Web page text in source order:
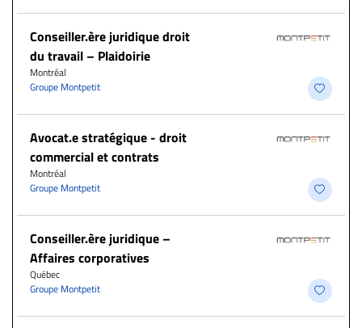
Conseiller.ère juridique droit
du travail – Plaidoirie
Montréal
Groupe Montpetit
Avocat.e stratégique - droit
commercial et contrats
Montréal
Groupe Montpetit
Conseiller.ère juridique –
Affaires corporatives
Québec
Groupe Montpetit